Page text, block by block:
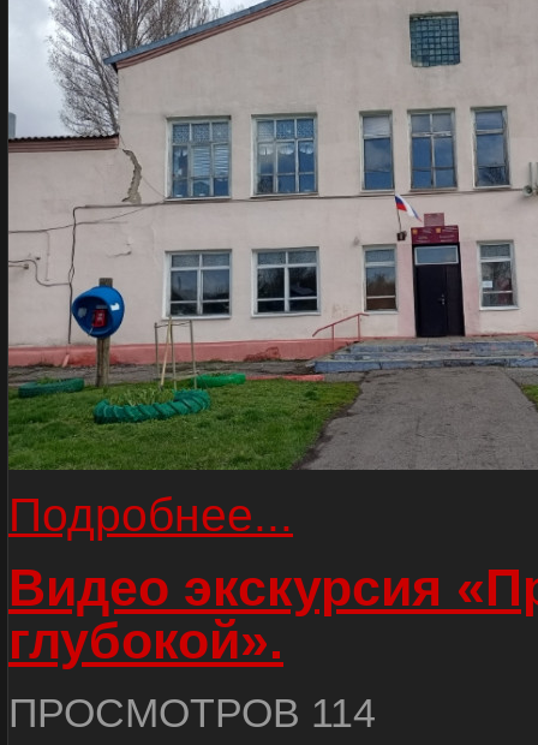
Подробнее...
Видео экскурсия
глубокой».
ПРОСМОТРОВ 114